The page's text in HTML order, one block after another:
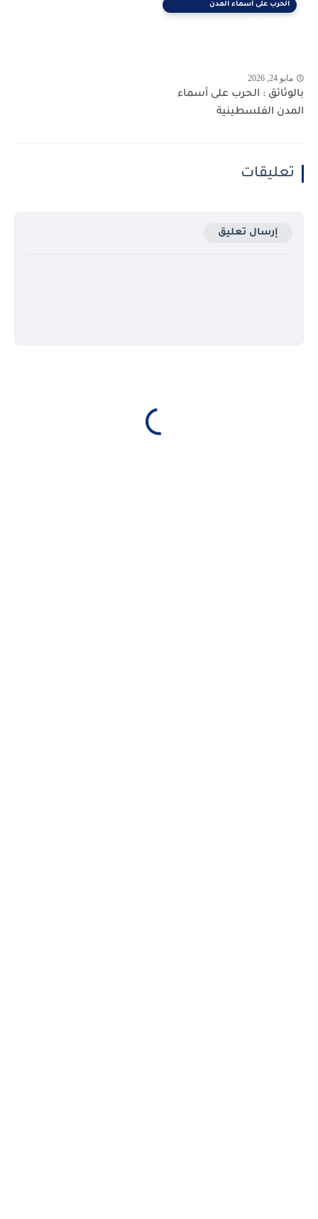
الحرب على أسماء المدن
مايو 24, 2026
بالوثائق : الحرب على أسماء
المدن الفلسطينية
تعليقات
إرسال تعليق